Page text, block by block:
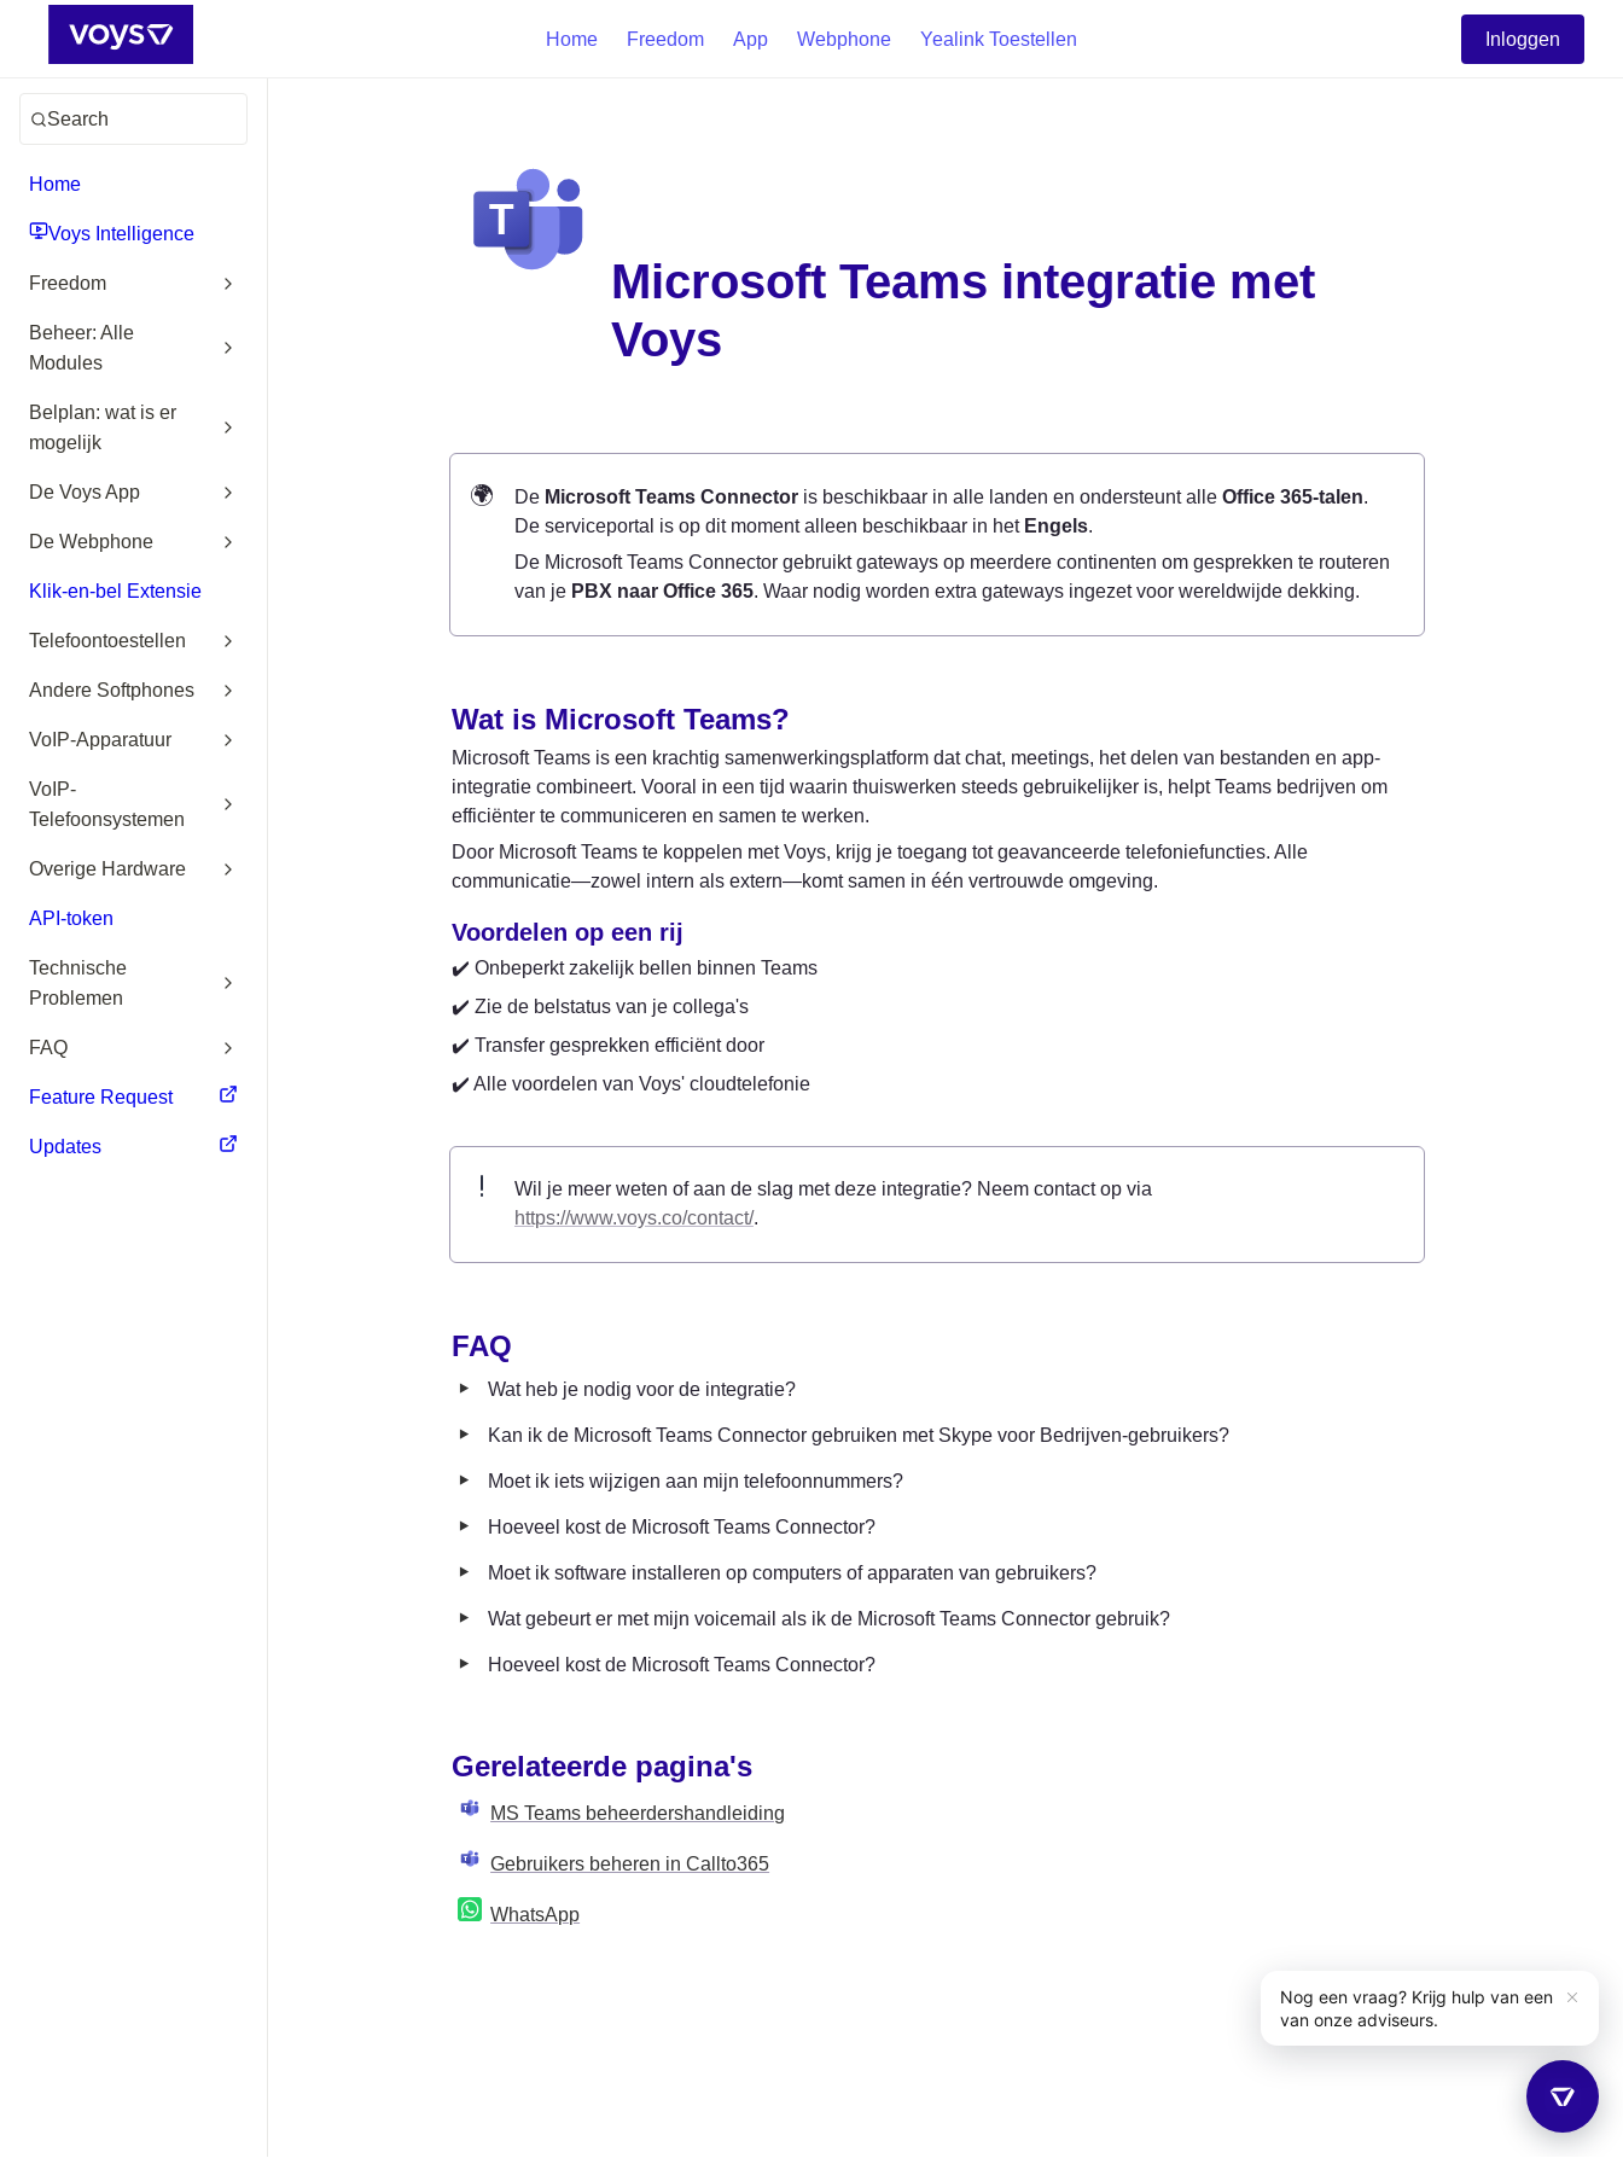
Home Freedom App Webphone Yealink Toestellen Inloggen
Search
Home
Voys Intelligence
Freedom
Beheer: Alle
Modules
Belplan: wat is er
mogelijk
De Voys App
De Webphone
Klik-en-bel Extensie
Telefoontoestellen
Andere Softphones
VoIP-Apparatuur
VoIP-
Telefoonsystemen
Overige Hardware
API-token
Technische
Problemen
FAQ
Feature Request
Updates
Microsoft Teams integratie met
Voys
🌍 De Microsoft Teams Connector is beschikbaar in alle landen en ondersteunt alle Office 365-talen.
De serviceportal is op dit moment alleen beschikbaar in het Engels.
De Microsoft Teams Connector gebruikt gateways op meerdere continenten om gesprekken te routeren
van je PBX naar Office 365. Waar nodig worden extra gateways ingezet voor wereldwijde dekking.
Wat is Microsoft Teams?
Microsoft Teams is een krachtig samenwerkingsplatform dat chat, meetings, het delen van bestanden en app-
integratie combineert. Vooral in een tijd waarin thuiswerken steeds gebruikelijker is, helpt Teams bedrijven om
efficiënter te communiceren en samen te werken.
Door Microsoft Teams te koppelen met Voys, krijg je toegang tot geavanceerde telefoniefuncties. Alle
communicatie—zowel intern als extern—komt samen in één vertrouwde omgeving.
Voordelen op een rij
✔️ Onbeperkt zakelijk bellen binnen Teams
✔️ Zie de belstatus van je collega's
✔️ Transfer gesprekken efficiënt door
✔️ Alle voordelen van Voys' cloudtelefonie
https://www.voys.co/contact/.
FAQ
‣ Wat heb je nodig voor de integratie?
‣ Kan ik de Microsoft Teams Connector gebruiken met Skype voor Bedrijven-gebruikers?
‣ Moet ik iets wijzigen aan mijn telefoonnummers?
‣ Hoeveel kost de Microsoft Teams Connector?
‣ Moet ik software installeren op computers of apparaten van gebruikers?
‣ Wat gebeurt er met mijn voicemail als ik de Microsoft Teams Connector gebruik?
‣ Hoeveel kost de Microsoft Teams Connector?
Gerelateerde pagina's
MS Teams beheerdershandleiding
Gebruikers beheren in Callto365
WhatsApp